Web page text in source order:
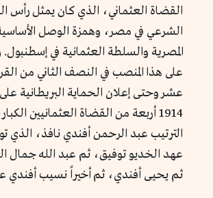
القضاة العثماني، الذي كان يمثل رأس
الشرعي في مصر، وهمزة الوصل
المصرية والسلطة العثمانية في
على هذا المنصب في النصف الثاني من
عشر وحتى إعلان الحماية البريطانية
1914 أربعة من القضاة العثمانيين
الترتيب عبد الرحمن أفندي نافذ، الذي
عهد الخديو توفيق، ثم عبد الله جمال
ثم يحيى أفندي، ثم أخيراً نسيب أفندي